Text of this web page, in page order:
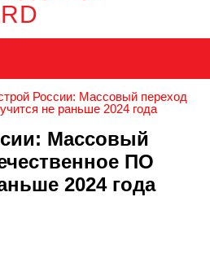
России: Массовый переход
не раньше 2024 года
Массовый
ПО
2024 года